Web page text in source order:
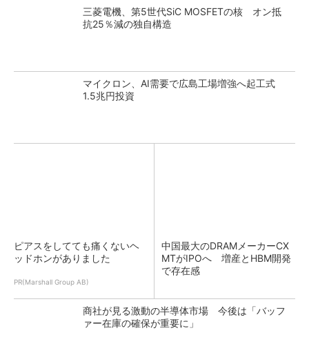
三菱電機、第5世代SiC MOSFETの核 オン抵
抗25％減の独自構造
マイクロン、AI需要で広島工場増強へ起工式
1.5兆円投資
ピアスをしてても痛くないヘ
ッドホンがありました
PR(Marshall Group AB)
中国最大のDRAMメーカーCX
MTがIPOへ 増産とHBM開発
で存在感
商社が見る激動の半導体市場 今後は「バッフ
ァー在庫の確保が重要に」